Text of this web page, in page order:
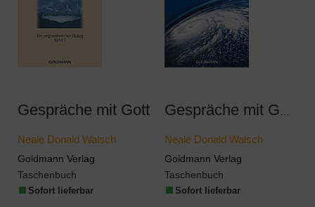
Gespräche mit Gott
Neale Donald Walsch
Goldmann Verlag
Taschenbuch
Sofort lieferbar
Neale Donald Walsch
Goldmann Verlag
Taschenbuch
Sofort lieferbar